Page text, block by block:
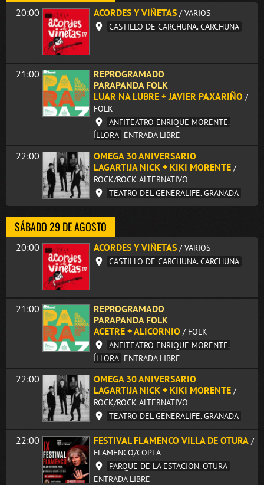
20:00 ACORDES Y VIÑETAS / VARIOS
CASTILLO DE CARCHUNA. CARCHUNA
21:00
REPROGRAMADO
PARAPANDA FOLK
LUAR NA LUBRE + JAVIER PAXARIÑO /
FOLK
ANFITEATRO ENRIQUE MORENTE.
ÍLLORA ENTRADA LIBRE
22:00
OMEGA 30 ANIVERSARIO
LAGARTIJA NICK + KIKI MORENTE /
ROCK/ROCK ALTERNATIVO
TEATRO DEL GENERALIFE. GRANADA
SÁBADO 29 DE AGOSTO
20:00 ACORDES Y VIÑETAS / VARIOS
CASTILLO DE CARCHUNA. CARCHUNA
21:00
REPROGRAMADO
PARAPANDA FOLK
ACETRE + ALICORNIO / FOLK
ANFITEATRO ENRIQUE MORENTE.
ÍLLORA ENTRADA LIBRE
22:00
OMEGA 30 ANIVERSARIO
LAGARTIJA NICK + KIKI MORENTE /
ROCK/ROCK ALTERNATIVO
TEATRO DEL GENERALIFE. GRANADA
22:00 FESTIVAL FLAMENCO VILLA DE OTURA /
FLAMENCO/COPLA
PARQUE DE LA ESTACION. OTURA
ENTRADA LIBRE